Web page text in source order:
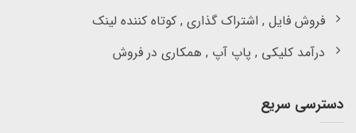
فروش فایل , اشتراک گذاری , کوتاه کننده لینک
درآمد کلیکی , پاپ آپ , همکاری در فروش
دسترسی سریع